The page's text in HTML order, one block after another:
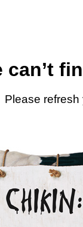
can’t
Please refresh